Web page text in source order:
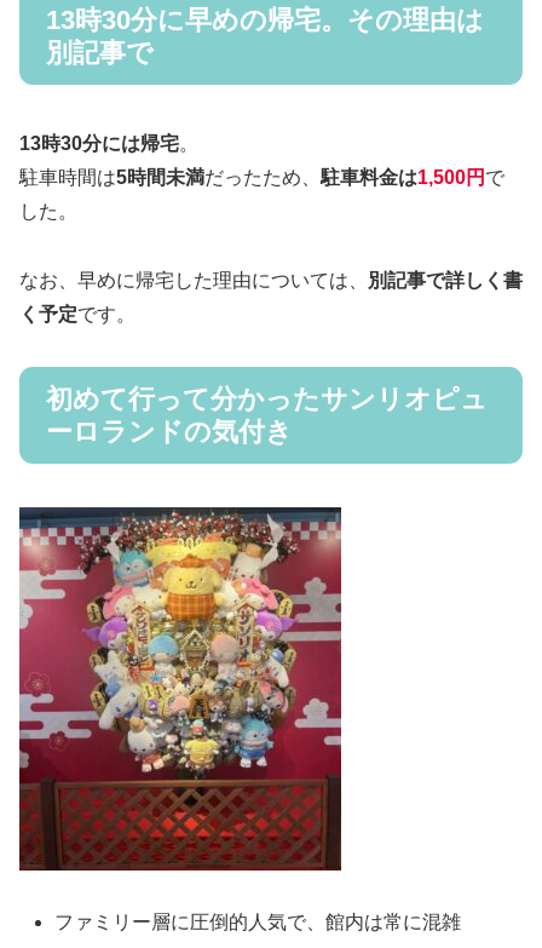
13時30分に早めの帰宅。その理由は
別記事で
13時30分には帰宅。
駐車時間は5時間未満だったため、駐車料金は1,500円 で
した。
なお、早めに帰宅した理由については、
別記事で詳しく書
く予定です。
初めて行って分かったサンリオピュ
ーロランドの気付き
ファミリー層に圧倒的人気で、館内は常に混雑